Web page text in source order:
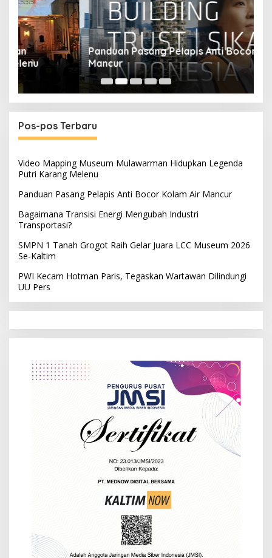
Panduan Pasang Pelapis Anti Bocor Kolam Air
Mancur
Pos-pos Terbaru
Video Mapping Museum Mulawarman Hidupkan Legenda
Putri Karang Melenu
Panduan Pasang Pelapis Anti Bocor Kolam Air Mancur
Bagaimana Transisi Energi Mengubah Industri
Transportasi?
SMPN 1 Tanah Grogot Raih Gelar Juara LCC Museum 2026
Se-Kaltim
PWI Kecam Hotman Paris, Tegaskan Wartawan Dilindungi
UU Pers